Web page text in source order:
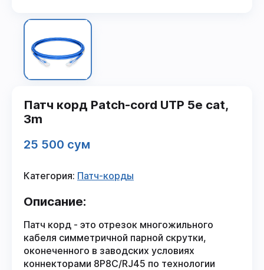
Патч корд Patch-cord UTP 5e cat,
3m
25 500 сум
Категория: Патч-корды
Описание:
Патч корд - это отрезок многожильного
кабеля симметричной парной скрутки,
оконеченного в заводских условиях
коннекторами 8P8C/RJ45 по технологии